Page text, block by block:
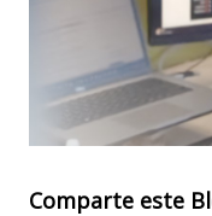
Comparte este